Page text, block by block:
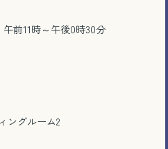
前11時～午後0時30分
ングルーム2